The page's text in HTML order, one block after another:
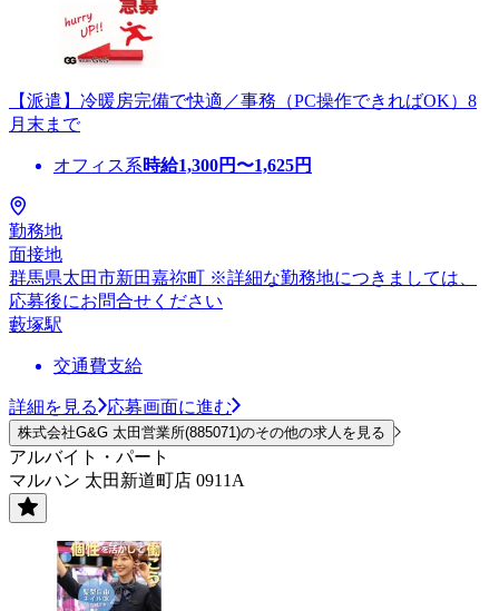
【派遣】冷暖房完備で快適／事務（PC操作できればOK）8
月末まで
オフィス系時給1,300円〜1,625円
勤務地
面接地
群馬県太田市新田嘉祢町 ※詳細な勤務地につきましては、
応募後にお問合せください
藪塚駅
交通費支給
詳細を見る 応募画面に進む
株式会社G&G 太田営業所(885071)のその他の求人を見る
アルバイト・パート
マルハン 太田新道町店 0911A